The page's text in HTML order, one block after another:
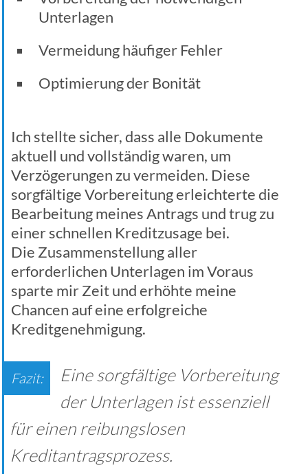
Unterlagen
Vermeidung häufiger Fehler
Optimierung der Bonität
Ich stellte sicher, dass alle Dokumente
aktuell und vollständig waren, um
Verzögerungen zu vermeiden. Diese
sorgfältige Vorbereitung erleichterte die
Bearbeitung meines Antrags und trug zu
einer schnellen Kreditzusage bei.
Die Zusammenstellung aller
erforderlichen Unterlagen im Voraus
sparte mir Zeit und erhöhte meine
Chancen auf eine erfolgreiche
Kreditgenehmigung.
Eine sorgfältige Vorbereitung
der Unterlagen ist essenziell
für einen reibungslosen
Kreditantragsprozess.